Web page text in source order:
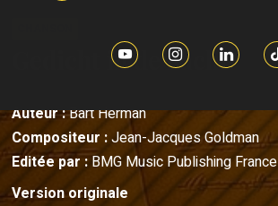
Gedicht in de nacht
Auteur :Bart Herman
Compositeur :Jean-Jacques Goldman
Editée par :BMG Music Publishing France
Version originale